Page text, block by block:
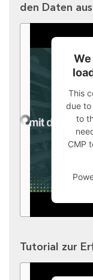
den Daten
This
due to
to
CMP
Tutorial zur